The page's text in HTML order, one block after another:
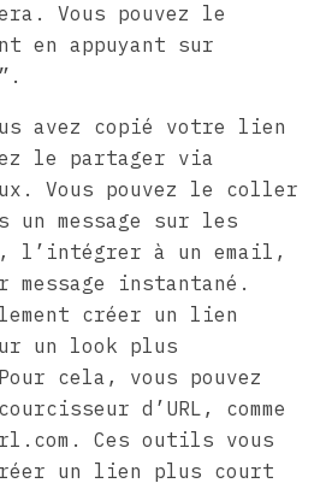
Vous pouvez le
en appuyant sur
avez copié votre lien
le partager via
Vous pouvez le coller
un message sur les
l’intégrer à un email,
message instantané.
créer un lien
un look plus
cela, vous pouvez
d’URL, comme
Ces outils vous
un lien plus court